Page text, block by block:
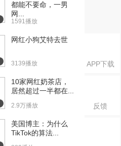
APP下载
反馈
都能不要命，一男
网...
1591播放
网红小狗艾特去世
3139播放
10家网红奶茶店，
居然超过一半都在...
2.9万播放
美国博主：为什么
TikTok的算法...